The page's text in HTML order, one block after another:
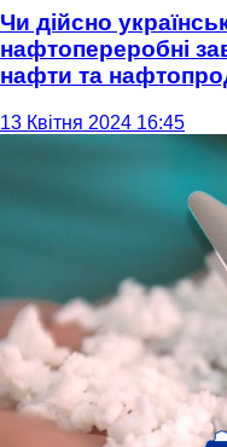
Чи дійсно
нафтопереробні
нафти та
13 Квітня 2024 16:45